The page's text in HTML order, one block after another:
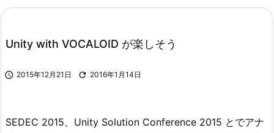
次へ
Unity with VOCALOID が楽しそう
 2015年12月21日  2016年1月14日
SEDEC 2015、Unity Solution Conference 2015 とでアナ